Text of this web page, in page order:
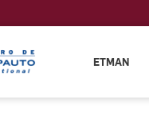
ETMAN